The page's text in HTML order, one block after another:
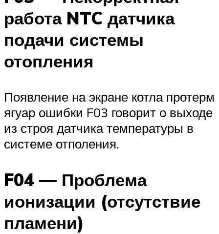
работа NTC датчика
подачи системы
отопления
Появление на экране котла протерм
ягуар ошибки F03 говорит о выходе
из строя датчика температуры в
системе отполения.
F04 — Проблема
ионизации (отсутствие
пламени)